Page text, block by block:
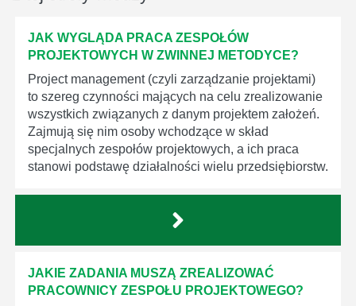
JAK WYGLĄDA PRACA ZESPOŁÓW
PROJEKTOWYCH W ZWINNEJ METODYCE?
Project management (czyli zarządzanie projektami)
to szereg czynności mających na celu zrealizowanie
wszystkich związanych z danym projektem założeń.
Zajmują się nim osoby wchodzące w skład
specjalnych zespołów projektowych, a ich praca
stanowi podstawę działalności wielu przedsiębiorstw.
JAKIE ZADANIA MUSZĄ ZREALIZOWAĆ
PRACOWNICY ZESPOŁU PROJEKTOWEGO?